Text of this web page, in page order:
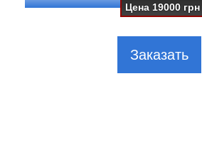
Цена 19000 грн
Заказать